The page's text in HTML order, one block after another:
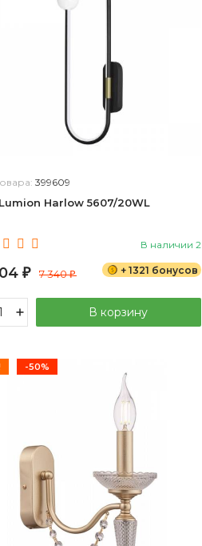
399609
Harlow 5607/20WL
В наличии 2
₽ 7 340₽ + 1321 бонусов
В корзину
-50%